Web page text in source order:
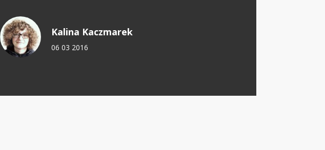
Kalina Kaczmarek
06 03 2016